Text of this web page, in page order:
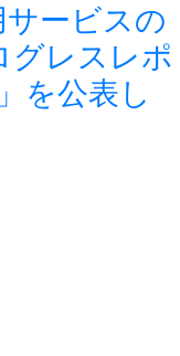
ービスの
グレスレポ
を公表し